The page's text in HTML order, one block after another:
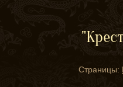
Страницы: